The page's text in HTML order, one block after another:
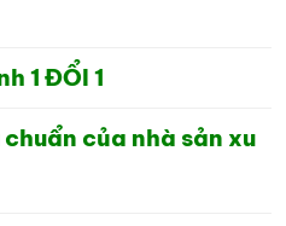
1 ĐỔI 1
của nhà sản xu